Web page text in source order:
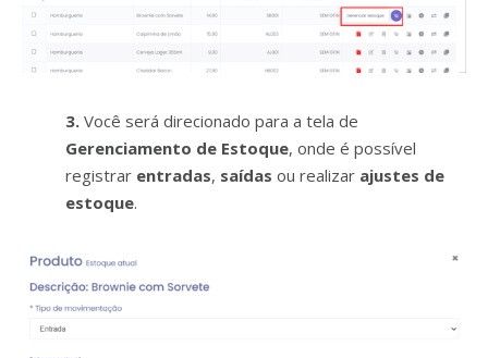
3. Você será direcionado para a tela de
Gerenciamento de Estoque, onde é possível
registrar entradas, saídas ou realizar ajustes de
estoque.